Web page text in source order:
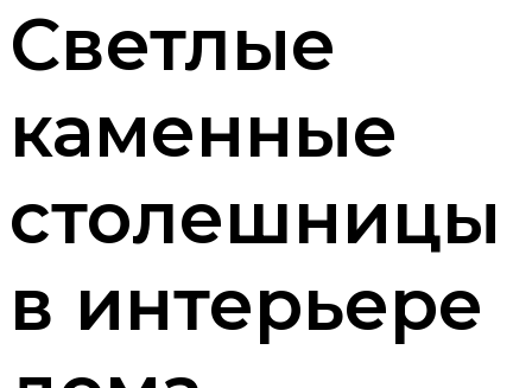
Светлые
каменные
столешницы
в интерьере